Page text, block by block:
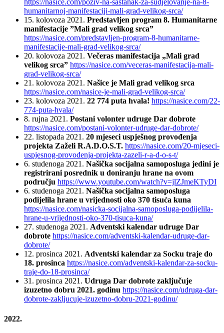
https://nasice.com/poziv-na-sastanak-za-sudjelovanje-na-8-
humanitarnoj-manifestaciji-mali-grad-velikog-srca/
15. kolovoza 2021. Predstavljen program 8. Humanitarne
manifestacije ”Mali grad velikog srca”
https://nasice.com/predstavljen-program-8-humanitarne-
manifestacije-mali-grad-velikog-srca/
20. kolovoza 2021. Večeras manifestacija „Mali grad
velikog srca” https://nasice.com/veceras-manifestacija-mali-
grad-velikog-srca/
21. kolovoza 2021. Našice je Mali grad velikog srca
https://nasice.com/nasice-je-mali-grad-velikog-srca/
23. kolovoza 2021. 22 774 puta hvala! https://nasice.com/22-
774-puta-hvala/
8. rujna 2021. Postani volonter udruge Dar dobrote
https://nasice.com/postani-volonter-udruge-dar-dobrote/
22. listopada 2021. 20 mjeseci uspješnog provođenja
projekta Zaželi R.A.D.O.S.T. https://nasice.com/20-mjeseci-
uspjesnog-provodenja-projekta-zazeli-r-a-d-o-s-t/
6. studenoga 2021. Našička socijalna samoposluga jedini je
registrirani posrednik u doniranju hrane na ovom
području https://www.youtube.com/watch?v=jlZJmeKTyDI
6. studenoga 2021. Našička socijalna samoposluga
podijelila hrane u vrijednosti oko 370 tisuća kuna
https://nasice.com/nasicka-socijalna-samoposluga-podijelila-
hrane-u-vrijednosti-oko-370-tisuca-kuna/
27. studenoga 2021. Adventski kalendar udruge Dar
dobrote https://nasice.com/adventski-kalendar-udruge-dar-
dobrote/
12. prosinca 2021. Adventski kalendar za Socku traje do
18. prosinca https://nasice.com/adventski-kalendar-za-socku-
traje-do-18-prosinca/
31. prosinca 2021. Udruga Dar dobrote zaključuje
izuzetno dobru 2021. godinu https://nasice.com/udruga-dar-
dobrote-zakljucuje-izuzetno-dobru-2021-godinu/
2022.